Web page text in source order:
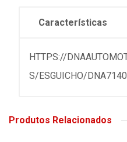
Características
HTTPS://
S/ESGUICHO/DNA7140
Produtos Relacionados